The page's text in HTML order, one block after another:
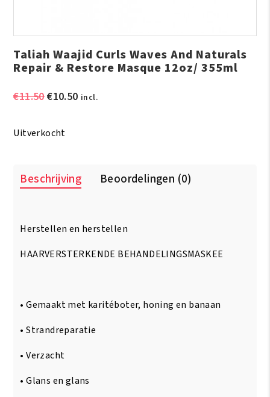
Taliah Waajid Curls Waves And Naturals
Repair & Restore Masque 12oz/ 355ml
€11.50Oorspronkelijke
€11.50.
€10.50Huidige
incl.
Uitverkocht
Beschrijving Beoordelingen (0)
Herstellen en herstellen
HAARVERSTERKENDE BEHANDELINGSMASKEE
• Gemaakt met karitéboter, honing en banaan
• Strandreparatie
• Verzacht
• Glans en glans